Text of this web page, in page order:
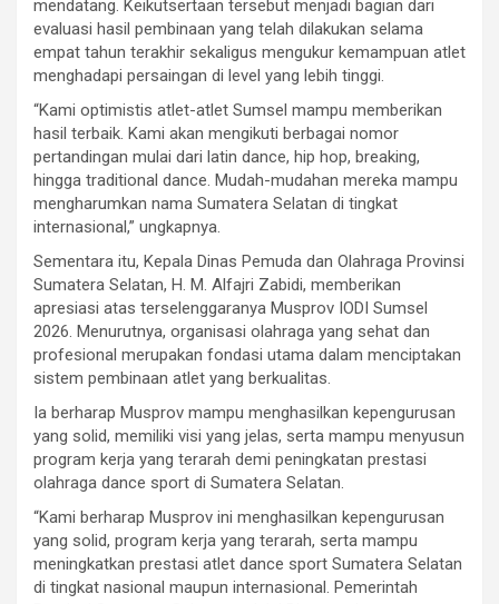
mendatang. Keikutsertaan tersebut menjadi bagian dari
evaluasi hasil pembinaan yang telah dilakukan selama
empat tahun terakhir sekaligus mengukur kemampuan atlet
menghadapi persaingan di level yang lebih tinggi.
“Kami optimistis atlet-atlet Sumsel mampu memberikan
hasil terbaik. Kami akan mengikuti berbagai nomor
pertandingan mulai dari latin dance, hip hop, breaking,
hingga traditional dance. Mudah-mudahan mereka mampu
mengharumkan nama Sumatera Selatan di tingkat
internasional,” ungkapnya.
Sementara itu, Kepala Dinas Pemuda dan Olahraga Provinsi
Sumatera Selatan, H. M. Alfajri Zabidi, memberikan
apresiasi atas terselenggaranya Musprov IODI Sumsel
2026. Menurutnya, organisasi olahraga yang sehat dan
profesional merupakan fondasi utama dalam menciptakan
sistem pembinaan atlet yang berkualitas.
Ia berharap Musprov mampu menghasilkan kepengurusan
yang solid, memiliki visi yang jelas, serta mampu menyusun
program kerja yang terarah demi peningkatan prestasi
olahraga dance sport di Sumatera Selatan.
“Kami berharap Musprov ini menghasilkan kepengurusan
yang solid, program kerja yang terarah, serta mampu
meningkatkan prestasi atlet dance sport Sumatera Selatan
di tingkat nasional maupun internasional. Pemerintah